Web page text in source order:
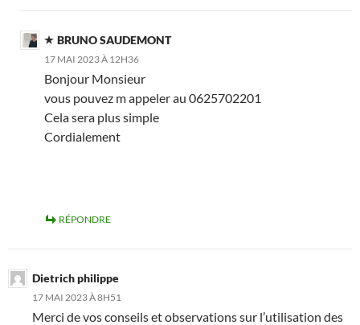
BRUNO SAUDEMONT
17 MAI 2023 À 12H36
Bonjour Monsieur
vous pouvez m appeler au 0625702201
Cela sera plus simple
Cordialement
RÉPONDRE
Dietrich philippe
17 MAI 2023 À 8H51
Merci de vos conseils et observations sur l’utilisation des